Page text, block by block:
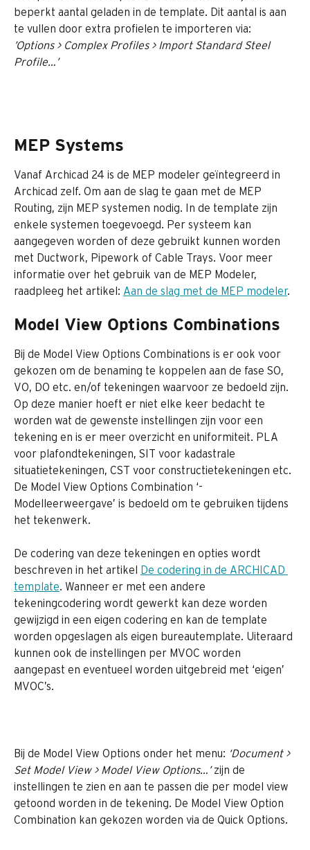
beperkt aantal geladen in de template. Dit aantal is aan
te vullen door extra profielen te importeren via:
’Options > Complex Profiles > Import Standard Steel
Profile…’
MEP Systems
Vanaf Archicad 24 is de MEP modeler geïntegreerd in
Archicad zelf. Om aan de slag te gaan met de MEP
Routing, zijn MEP systemen nodig. In de template zijn
enkele systemen toegevoegd. Per systeem kan
aangegeven worden of deze gebruikt kunnen worden
met Ductwork, Pipework of Cable Trays. Voor meer
informatie over het gebruik van de MEP Modeler,
raadpleeg het artikel: Aan de slag met de MEP modeler.
Model View Options Combinations
Bij de Model View Options Combinations is er ook voor
gekozen om de benaming te koppelen aan de fase SO,
VO, DO etc. en/of tekeningen waarvoor ze bedoeld zijn.
Op deze manier hoeft er niet elke keer bedacht te
worden wat de gewenste instellingen zijn voor een
tekening en is er meer overzicht en uniformiteit. PLA
voor plafondtekeningen, SIT voor kadastrale
situatietekeningen, CST voor constructietekeningen etc.
De Model View Options Combination ‘-
Modelleerweergave’ is bedoeld om te gebruiken tijdens
het tekenwerk.
De codering van deze tekeningen en opties wordt
beschreven in het artikel De codering in de ARCHICAD
template. Wanneer er met een andere
tekeningcodering wordt gewerkt kan deze worden
gewijzigd in een eigen codering en kan de template
worden opgeslagen als eigen bureautemplate. Uiteraard
kunnen ook de instellingen per MVOC worden
aangepast en eventueel worden uitgebreid met ‘eigen’
MVOC’s.
Bij de Model View Options onder het menu: ‘Document >
Set Model View > Model View Options…’ zijn de
instellingen te zien en aan te passen die per model view
getoond worden in de tekening. De Model View Option
Combination kan gekozen worden via de Quick Options.